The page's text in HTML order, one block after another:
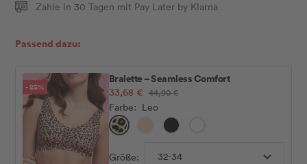
Zahle in 30 Tagen mit Pay Later by Klarna
Passend dazu:
- 25%
Bralette – Seamless Comfort
Angebotspreis
33,68 € Regulärer
Preis
44,90 €
Farbe: Leo
Leo
Schwarz
Größe: 32-34